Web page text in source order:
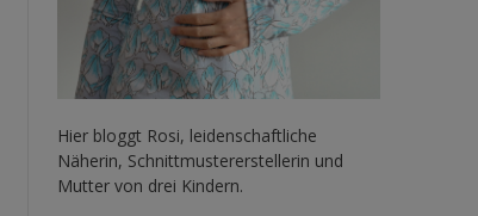
Hier bloggt Rosi, leidenschaftliche
Näherin, Schnittmustererstellerin und
Mutter von drei Kindern.